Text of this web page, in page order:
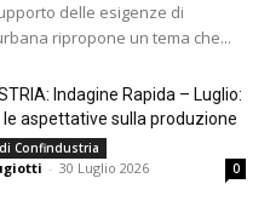
delle esigenze di
ripropone un tema che...
Indagine Rapida – Luglio:
aspettative sulla produzione
Confindustria
- 30 Luglio 2026 0